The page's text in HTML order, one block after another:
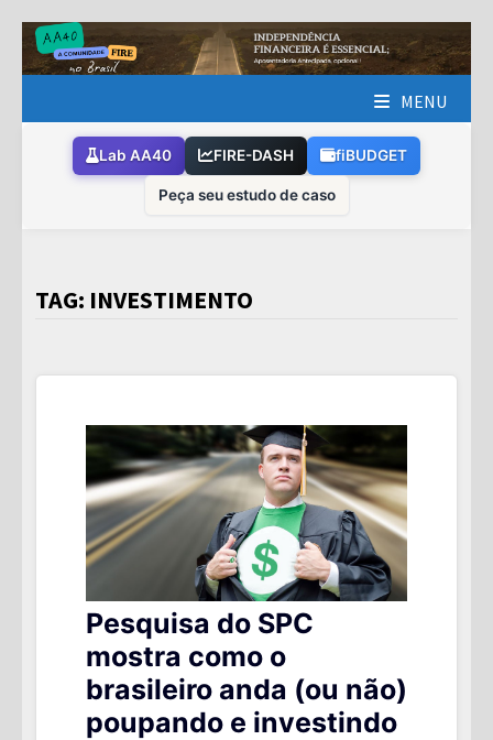
Skip
to
MENU
Lab AA40 FIRE-DASH fiBUDGET
Peça seu estudo de caso
TAG: INVESTIMENTO
Pesquisa do SPC
mostra como o
brasileiro anda (ou não)
poupando e investindo